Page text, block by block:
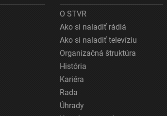
O STVR
Ako si naladiť rádiá
Ako si naladiť televíziu
Organizačná štruktúra
História
Kariéra
Rada
Úhrady